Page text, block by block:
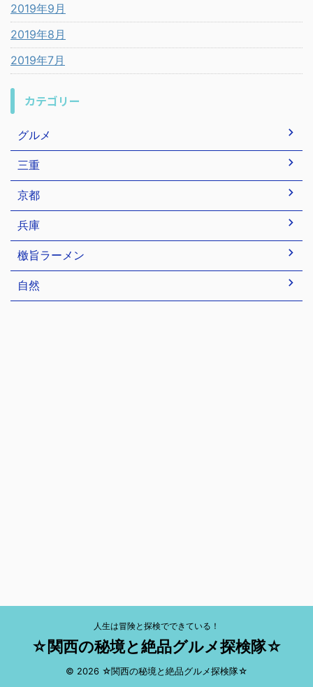
2019年9月
2019年8月
2019年7月
カテゴリー
グルメ
三重
京都
兵庫
檄旨ラーメン
自然
人生は冒険と探検でできている！
☆関西の秘境と絶品グルメ探検隊☆
© 2026 ☆関西の秘境と絶品グルメ探検隊☆